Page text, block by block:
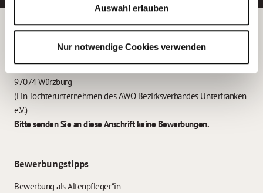
Auswahl erlauben
Nur notwendige Cookies verwenden
Betreiber der Webseite
Garitz Bewirtschaftungsbetriebe GmbH
Kantstraße 45a
97074 Würzburg
(Ein Tochterunternehmen des AWO Bezirksverbandes Unterfranken
e.V.)
Bitte senden Sie an diese Anschrift keine Bewerbungen.
Bewerbungstipps
Bewerbung als Altenpfleger*in